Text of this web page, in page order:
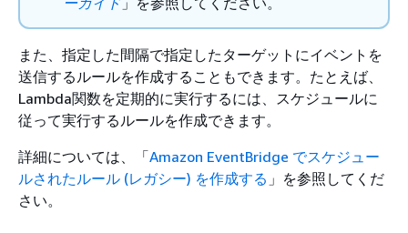
また、指定した間隔で指定したターゲットにイベントを
送信するルールを作成することもできます。たとえば、
Lambda関数を定期的に実行するには、スケジュールに
従って実行するルールを作成できます。
詳細については、「Amazon EventBridge でスケジュー
ルされたルール (レガシー) を作成する 」を参照してくだ
さい。